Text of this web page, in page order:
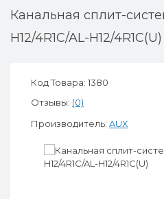
Канальная сплит-
H12/4R1C/AL-H12/4R1С(U)
Код Товара: 1380
Отзывы: (0)
Производитель: AUX